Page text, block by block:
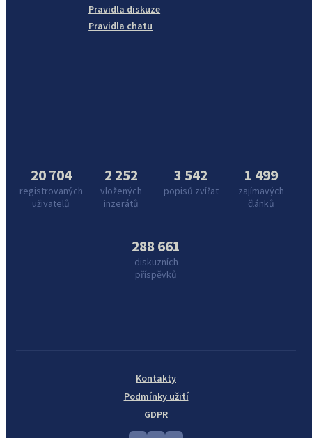
Pravidla diskuze
Pravidla chatu
20 704
registrovaných
uživatelů
2 252
vložených
inzerátů
3 542
popisů zvířat
1 499
zajímavých
článků
288 661
diskuzních
příspěvků
Kontakty
Podmínky užití
GDPR